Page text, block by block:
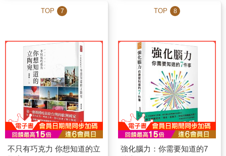
TOP 7
不只有巧克力 你想知道的立
TOP 8
強化腦力：你需要知道的7